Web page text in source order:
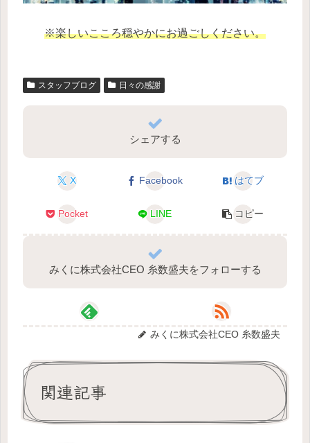
※楽しいこころ穏やかにお過ごしください。
スタッフブログ 日々の感謝
シェアする
X Facebook はてブ
Pocket LINE コピー
みくに株式会社CEO 糸数盛夫をフォローする
みくに株式会社CEO 糸数盛夫
関連記事